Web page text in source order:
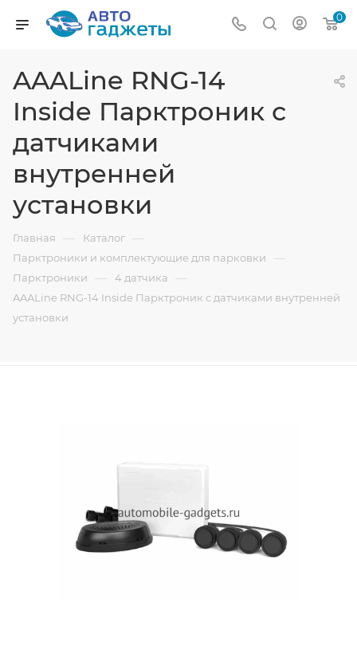
0
AAALine RNG-14
Inside Парктроник с
датчиками
внутренней
установки
Главная — Каталог —
Парктроники и комплектующие для парковки —
Парктроники — 4 датчика —
AAALine RNG-14 Inside Парктроник с датчиками внутренней
установки